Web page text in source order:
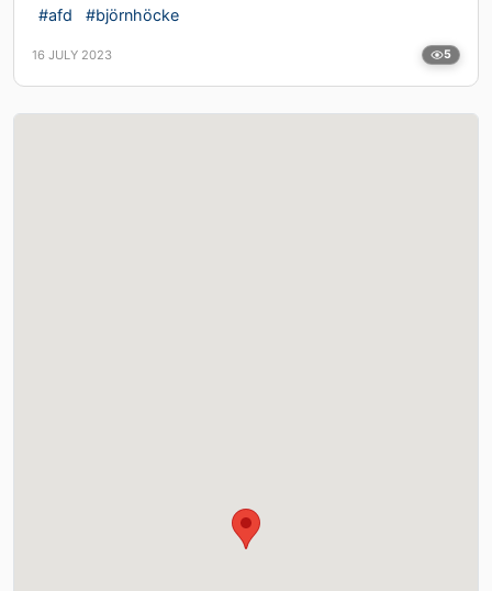
#afd
#björnhöcke
16 JULY 2023 5